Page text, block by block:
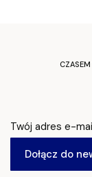
Twój adres e-
Dołącz do